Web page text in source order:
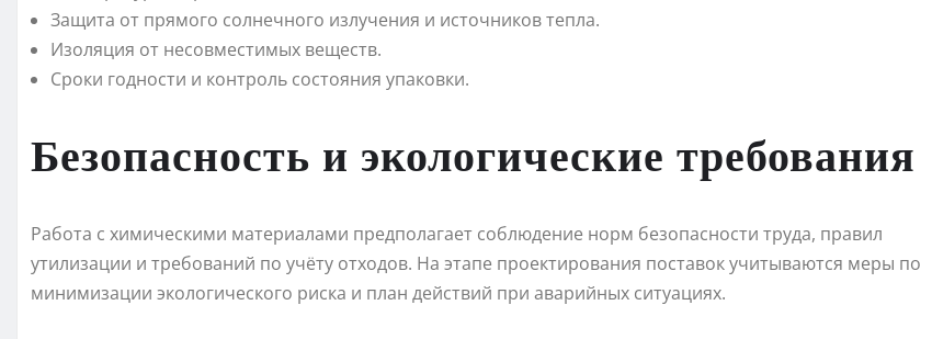
Защита от прямого солнечного излучения и источников тепла.
Изоляция от несовместимых веществ.
Сроки годности и контроль состояния упаковки.
Безопасность и экологические требования
Работа с химическими материалами предполагает соблюдение норм безопасности труда, правил
утилизации и требований по учёту отходов. На этапе проектирования поставок учитываются меры по
минимизации экологического риска и план действий при аварийных ситуациях.